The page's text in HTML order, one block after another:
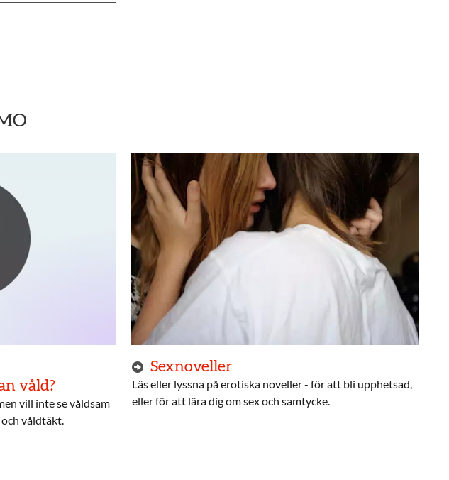
våld?
vill inte se våldsam
våldtäkt.
Sexnoveller
Läs eller lyssna på erotiska noveller - för att bli upphetsad,
eller för att lära dig om sex och samtycke.